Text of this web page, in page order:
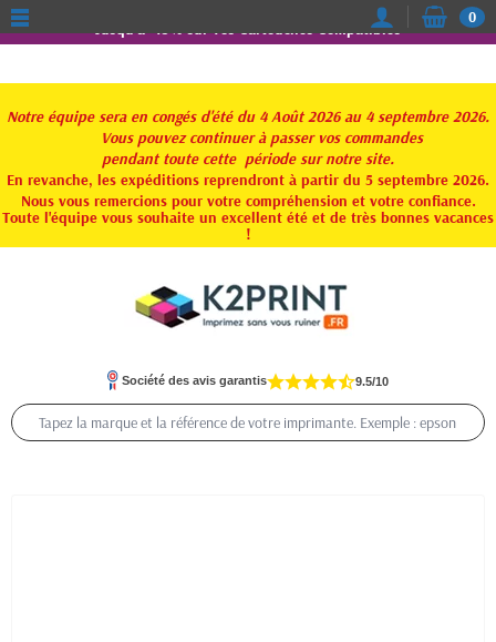
Jusqu'à -15% sur vos Cartouches Compatibles
Notre équipe sera en congés d'été du 4 Août 2026 au 4 septembre 2026.
Vous pouvez continuer à passer vos commandes
pendant toute cette période sur notre site.
En revanche, les expéditions reprendront à partir du 5 septembre 2026.
Nous vous remercions pour votre compréhension et votre confiance.
Toute l'équipe vous souhaite un excellent été et de très bonnes vacances
!
0
Société des avis garantis 9.5/10